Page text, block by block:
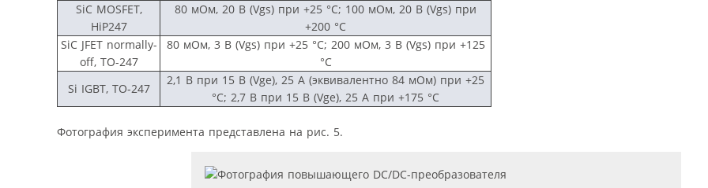
SiC MOSFET,
HiP247
80 мОм, 20 В (Vgs) при +25 °С; 100 мОм, 20 В (Vgs) при
+200 °С
SiC JFET normally-
off, TO-247
80 мОм, 3 В (Vgs) при +25 °С; 200 мОм, 3 В (Vgs) при +125
°С
Si IGBT, TO-247
2,1 В при 15 В (Vge), 25 A (эквивалентно 84 мОм) при +25
°С; 2,7 В при 15 В (Vge), 25 A при +175 °С
Фотография эксперимента представлена на рис. 5.